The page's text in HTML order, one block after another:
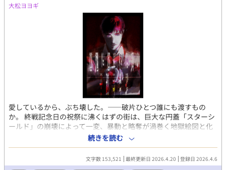
大松ヨヨギ
愛しているから、ぶち壊した。――破片ひとつ誰にも渡すもの
か。 終戦記念日の祝祭に沸くはずの街は、巨大な円蓋「スターシ
ールド」の崩壊によって一変、暴動と略奪が渦巻く地獄絵図と化
した。帝国警察のノエルは、かつての婚約者ハンナ率いるデモ隊
の「偽りの正義」に吐き気を催しながら、ただ一人、不死身の男
ウィルソンを自分だけのものにするため、混乱の夜へと足を踏み
入れる。
続きを読む
文字数 153,521 最終更新日 2026.4.20 登録日 2026.4.6